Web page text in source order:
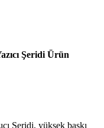
Şeridi Ürün
Şeridi, yüksek baskı